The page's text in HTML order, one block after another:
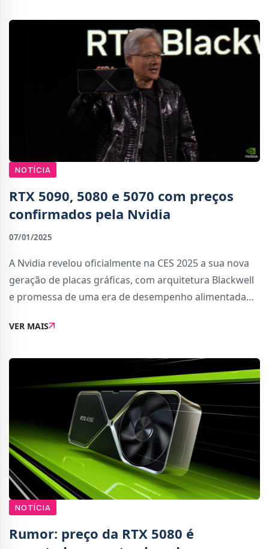
NOTÍCIA
RTX 5090, 5080 e 5070 com preços
confirmados pela Nvidia
07/01/2025
A Nvidia revelou oficialmente na CES 2025 a sua nova
geração de placas gráficas, com arquitetura Blackwell
e promessa de uma era de desempenho alimentada
gráficas RTX 5090, RTX 5080, RTX 5070 Ti e
VER MAIS
NOTÍCIA
Rumor: preço da RTX 5080 é